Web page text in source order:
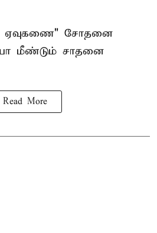
4 ஏவுகணை" சோதனை
மீண்டும் சாதனை
Read More